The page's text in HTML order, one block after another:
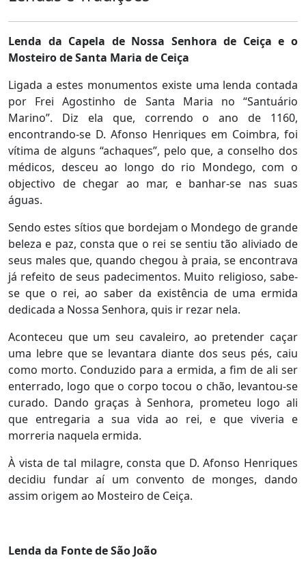
Lenda da Capela de Nossa Senhora de Ceiça e o
Mosteiro de Santa Maria de Ceiça
Ligada a estes monumentos existe uma lenda contada
por Frei Agostinho de Santa Maria no “Santuário
Marino”. Diz ela que, correndo o ano de 1160,
encontrando-se D. Afonso Henriques em Coimbra, foi
vítima de alguns “achaques”, pelo que, a conselho dos
médicos, desceu ao longo do rio Mondego, com o
objectivo de chegar ao mar, e banhar-se nas suas
águas.
Sendo estes sítios que bordejam o Mondego de grande
beleza e paz, consta que o rei se sentiu tão aliviado de
seus males que, quando chegou à praia, se encontrava
já refeito de seus padecimentos. Muito religioso, sabe-
se que o rei, ao saber da existência de uma ermida
dedicada a Nossa Senhora, quis ir rezar nela.
Aconteceu que um seu cavaleiro, ao pretender caçar
uma lebre que se levantara diante dos seus pés, caiu
como morto. Conduzido para a ermida, a fim de ali ser
enterrado, logo que o corpo tocou o chão, levantou-se
curado. Dando graças à Senhora, prometeu logo ali
que entregaria a sua vida ao rei, e que viveria e
morreria naquela ermida.
À vista de tal milagre, consta que D. Afonso Henriques
decidiu fundar aí um convento de monges, dando
assim origem ao Mosteiro de Ceiça.
Lenda da Fonte de São João